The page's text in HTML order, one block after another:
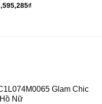
₫
Glam Chic
Nữ